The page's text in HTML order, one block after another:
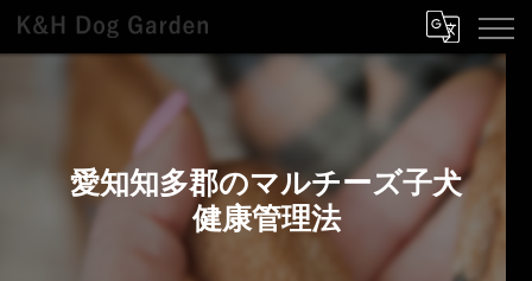
愛知知多郡のマルチーズ子犬
健康管理法